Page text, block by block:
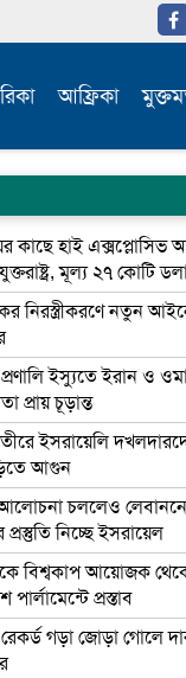
আফ্রিকা
কাছে হাই এক্সপ্লোসিভ
মূল্য ২৭ কোটি
নিরস্ত্রীকরণে নতুন
ইস্যুতে ইরান ও
প্রায় চূড়ান্ত
ইসরায়েলি
আগুন
চললেও
প্রস্তুতি নিচ্ছে ইসরায়েল
বিশ্বকাপ আয়োজক
পার্লামেন্টে প্রস্তাব
গড়া জোড়া গোলে